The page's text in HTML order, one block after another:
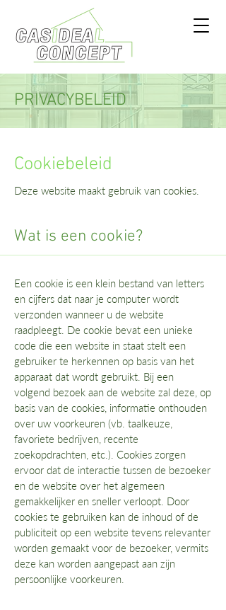
PRIVACYBELEID
Cookiebeleid
Deze website maakt gebruik van cookies.
Wat is een cookie?
Een cookie is een klein bestand van letters
en cijfers dat naar je computer wordt
verzonden wanneer u de website
raadpleegt. De cookie bevat een unieke
code die een website in staat stelt een
gebruiker te herkennen op basis van het
apparaat dat wordt gebruikt. Bij een
volgend bezoek aan de website zal deze, op
basis van de cookies, informatie onthouden
over uw voorkeuren (vb. taalkeuze,
favoriete bedrijven, recente
zoekopdrachten, etc.). Cookies zorgen
ervoor dat de interactie tussen de bezoeker
en de website over het algemeen
gemakkelijker en sneller verloopt. Door
cookies te gebruiken kan de inhoud of de
publiciteit op een website tevens relevanter
worden gemaakt voor de bezoeker, vermits
deze kan worden aangepast aan zijn
persoonlijke voorkeuren.